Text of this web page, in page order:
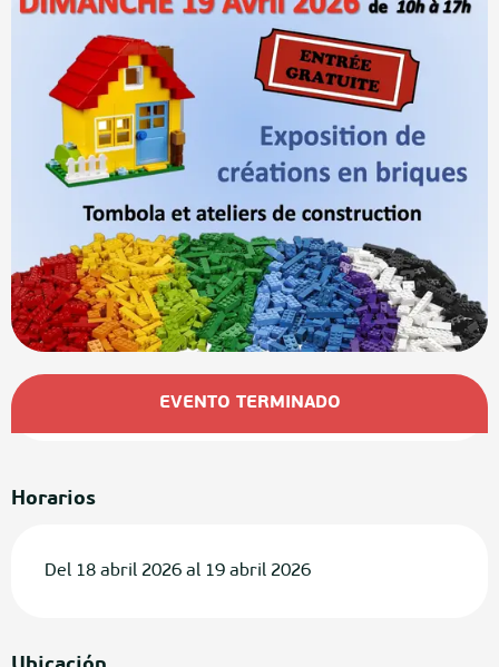
Horarios y datos de contacto
EVENTO TERMINADO
Horarios
Del 18 abril 2026 al 19 abril 2026